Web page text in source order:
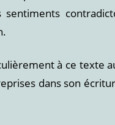
à ce texte
dans son